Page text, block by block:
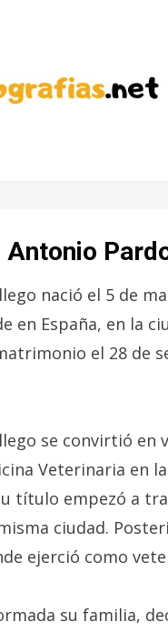
nació el 5 de
en España, en la
el 28 de
se convirtió
Veterinaria en
título empezó a
ciudad.
ejerció como
su familia,